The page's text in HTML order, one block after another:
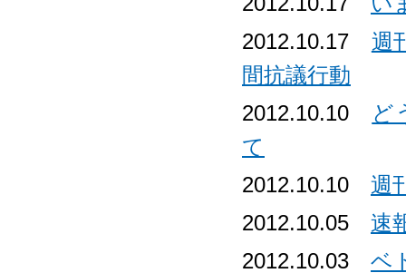
2012.10.17 週
間抗議行動
2012.10.10
ど
て
2012.10.10 週
2012.10.05 速
2012.10.03 ベ